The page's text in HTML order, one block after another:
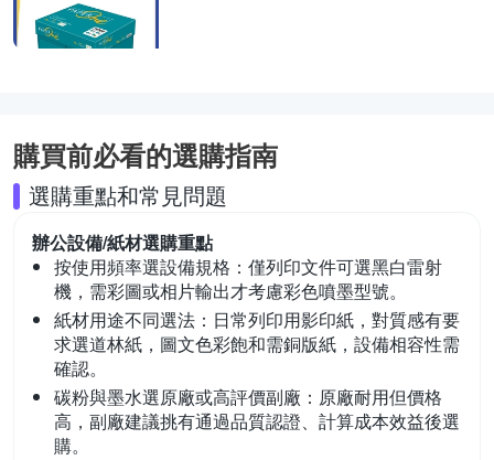
購買前必看的選購指南
選購重點和常見問題
辦公設備/紙材選購重點
按使用頻率選設備規格： 僅列印文件可選黑白雷射
機，需彩圖或相片輸出才考慮彩色噴墨型號。
紙材用途不同選法： 日常列印用影印紙，對質感有要
求選道林紙，圖文色彩飽和需銅版紙，設備相容性需
確認。
碳粉與墨水選原廠或高評價副廠： 原廠耐用但價格
高，副廠建議挑有通過品質認證、計算成本效益後選
購。